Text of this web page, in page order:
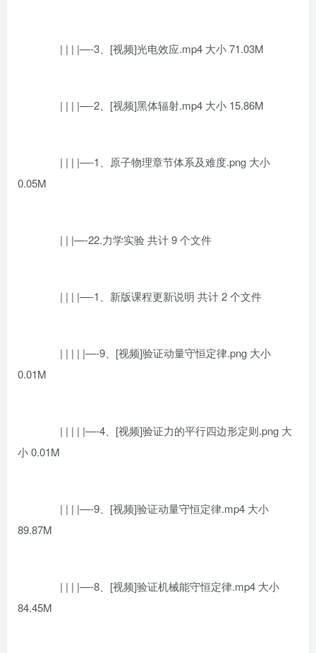
| | | |—-3、[视频]光电效应.mp4 大小 71.03M
| | | |—-2、[视频]黑体辐射.mp4 大小 15.86M
| | | |—-1、原子物理章节体系及难度.png 大小
0.05M
| | |—-22.力学实验 共计 9 个文件
| | | |—-1、新版课程更新说明 共计 2 个文件
| | | | |—-9、[视频]验证动量守恒定律.png 大小
0.01M
| | | | |—-4、[视频]验证力的平行四边形定则.png 大
小 0.01M
| | | |—-9、[视频]验证动量守恒定律.mp4 大小
89.87M
| | | |—-8、[视频]验证机械能守恒定律.mp4 大小
84.45M